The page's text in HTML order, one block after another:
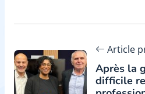
Article
Après la
difficile